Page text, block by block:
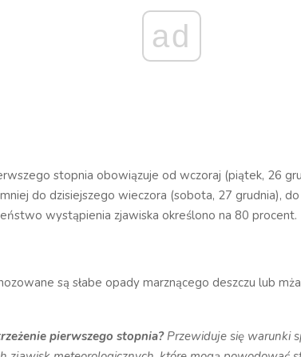
ad
stopnia obowiązuje od wczoraj (piątek, 26
do dzisiejszego wieczora (sobota, 27 grudnia),
wystąpienia zjawiska określono na 80 procent.
są słabe opady marznącego deszczu lub
pierwszego stopnia?Przewiduje się warunki